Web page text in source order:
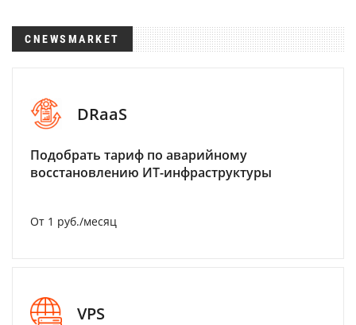
CNEWSMARKET
DRaaS
Подобрать тариф по аварийному
восстановлению ИТ-инфраструктуры
От 1 руб./месяц
VPS